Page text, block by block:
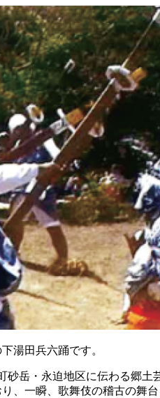
湯田兵六踊です。
砂岳・永迫地区に伝わる郷
、一瞬、歌舞伎の稽古の舞